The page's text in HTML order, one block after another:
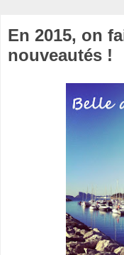
En 2015, on
nouveautés !